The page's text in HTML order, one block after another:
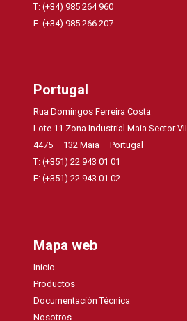
T: (+34) 985 264 960
F: (+34) 985 266 207
Portugal
Rua Domingos Ferreira Costa
Lote 11 Zona Industrial Maia Sector VII
4475 – 132 Maia – Portugal
T: (+351) 22 943 01 01
F: (+351) 22 943 01 02
Mapa web
Inicio
Productos
Documentación Técnica
Nosotros